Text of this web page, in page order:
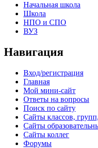
Начальная школа
Школа
НПО и СПО
ВУЗ
Навигация
Вход/регистрация
Главная
Мой мини-сайт
Ответы на вопросы
Поиск по сайту
Сайты классов,
Сайты
Сайты коллег
Форумы